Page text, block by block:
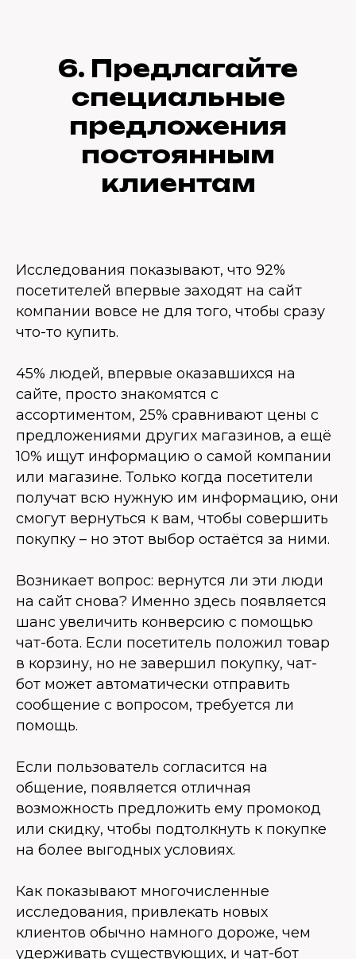
6. Предлагайте
специальные
предложения
постоянным
клиентам
Исследования показывают, что 92%
посетителей впервые заходят на сайт
компании вовсе не для того, чтобы сразу
что-то купить.
45% людей, впервые оказавшихся на
сайте, просто знакомятся с
ассортиментом, 25% сравнивают цены с
предложениями других магазинов, а ещё
10% ищут информацию о самой компании
или магазине. Только когда посетители
получат всю нужную им информацию, они
смогут вернуться к вам, чтобы совершить
покупку – но этот выбор остаётся за ними.
Возникает вопрос: вернутся ли эти люди
на сайт снова? Именно здесь появляется
шанс увеличить конверсию с помощью
чат-бота. Если посетитель положил товар
в корзину, но не завершил покупку, чат-
бот может автоматически отправить
сообщение с вопросом, требуется ли
помощь.
Если пользователь согласится на
общение, появляется отличная
возможность предложить ему промокод
или скидку, чтобы подтолкнуть к покупке
на более выгодных условиях.
Как показывают многочисленные
исследования, привлекать новых
клиентов обычно намного дороже, чем
удерживать существующих, и чат-бот